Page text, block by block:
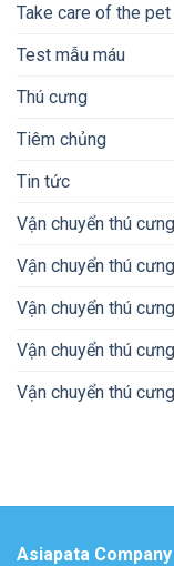
Take care of the pet
Test mẫu máu
Thú cưng
Tiêm chủng
Tin tức
Vận chuyển thú
Vận chuyển thú
Vận chuyển thú
Vận chuyển thú
Vận chuyển thú
Asiapata